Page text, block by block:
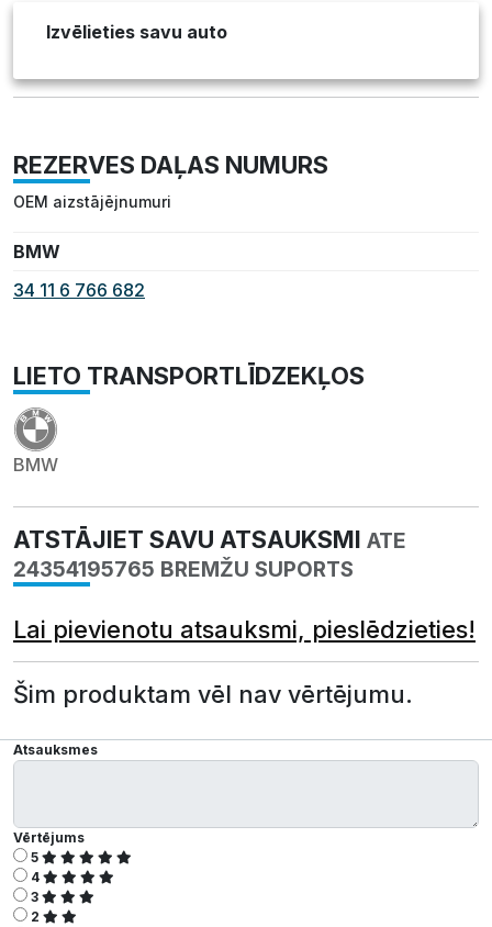
Izvēlieties savu auto
REZERVES DAĻAS NUMURS
OEM aizstājējnumuri
BMW
34 11 6 766 682
LIETO TRANSPORTLĪDZEKĻOS
BMW
ATSTĀJIET SAVU ATSAUKSMI ATE
24354195765 BREMŽU SUPORTS
Lai pievienotu atsauksmi, pieslēdzieties!
Šim produktam vēl nav vērtējumu.
Atsauksmes
Vērtējums
5
4
3
2